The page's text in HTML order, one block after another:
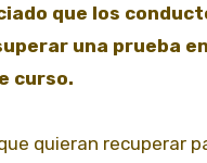
una prueba
curso.
quieran recuperar